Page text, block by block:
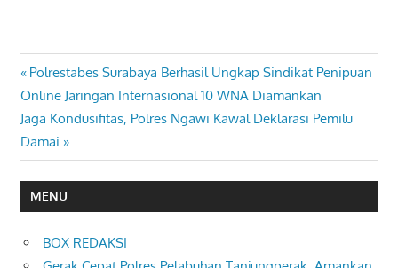
Navigasi
pos
Previous
Post:
Polrestabes Surabaya Berhasil Ungkap Sindikat Penipuan
Online Jaringan Internasional 10 WNA Diamankan
Next
Post:
Jaga Kondusifitas, Polres Ngawi Kawal Deklarasi Pemilu
Damai
MENU
BOX REDAKSI